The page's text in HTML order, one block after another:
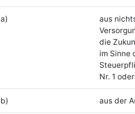
a)
aus
die
im Sinne
Nr. 1
b) aus der